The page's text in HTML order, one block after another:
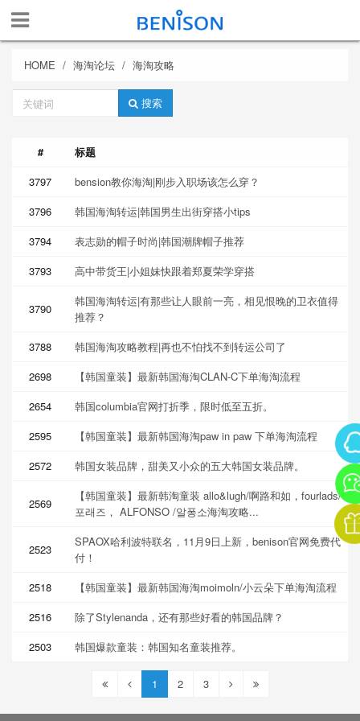
HOME 海淘论坛 海淘攻略
搜索
#
标题
3797
bension教你海淘|刚步入职场该怎么穿？
3796
韩国海淘转运|韩国男生出街穿搭小tips
3794
表志勋的帽子时尚|韩国潮牌帽子推荐
3793
高中带货王|小姐妹快跟着郑夏荣学穿搭
3790
韩国海淘转运|有那些让人眼前一亮，相见恨晚的卫衣值得
推荐？
3788
韩国海淘攻略教程|再也不怕找不到转运公司了
2698
【韩国童装】最新韩国海淘CLAN-C下单海淘流程
2654
韩国columbia官网打折季，限时低至五折。
2595
【韩国童装】最新韩国海淘paw in paw 下单海淘流程
2572
韩国女装品牌，甜美又小众的五大韩国女装品牌。
2569
【韩国童装】最新韩淘童装 allo&lugh/啊路和如，fourlads/
포래즈， ALFONSO /알퐁소海淘攻略...
2523
SPAOX哈利波特联名，11月9日上新，benison官网免费代
付！
2518
【韩国童装】最新韩国海淘moimoln/小云朵下单海淘流程
2516
除了Stylenanda，还有那些好看的韩国品牌？
2503
韩国爆款童装：韩国知名童装推荐。
1 2 3